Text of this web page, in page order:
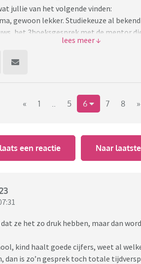
jullie van het volgende vinden:
gewoon lekker. Studiekeuze al
het 3hoeksgesprek met de mentor
Voor ons als ouder.
nodig geweest ook. Zoon is 17,
maitje gestuurd dat wij niet komen.
af hoe ze denken dit verplicht te stellen
« 1 .. 5 6 7 8 »
een reactie Naar
ze het zo druk hebben, maar dan
kind haalt goede cijfers, weet al
dan is zo’n gesprek toch totale